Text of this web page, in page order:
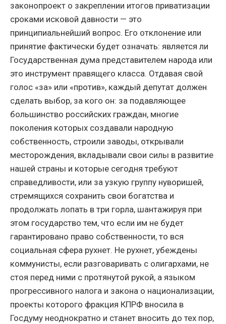
законопроект о закреплении итогов приватизации
сроками исковой давности — это
принципиальнейший вопрос. Его отклонение или
принятие фактически будет означать: является ли
Государственная дума представителем народа или
это инструмент правящего класса. Отдавая свой
голос «за» или «против», каждый депутат должен
сделать выбор, за кого он: за подавляющее
большинство российских граждан, многие
поколения которых создавали народную
собственность, строили заводы, открывали
месторождения, вкладывали свои силы в развитие
нашей страны и которые сегодня требуют
справедливости, или за узкую группу нуворишей,
стремящихся сохранить свои богатства и
продолжать лопать в три горла, шантажируя при
этом государство тем, что если им не будет
гарантировано право собственности, то вся
социальная сфера рухнет. Не рухнет, убеждены
коммунисты, если разговаривать с олигархами, не
стоя перед ними с протянутой рукой, а языком
прогрессивного налога и закона о национализации,
проекты которого фракция КПРФ вносила в
Госдуму неоднократно и станет вносить до тех пор,